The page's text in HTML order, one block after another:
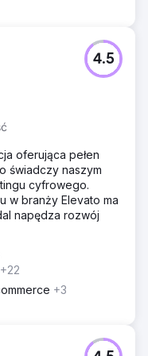
4.5
oferująca pełen
świadczy naszym
cyfrowego.
w branży Elevato ma
napędza rozwój
+22
+3